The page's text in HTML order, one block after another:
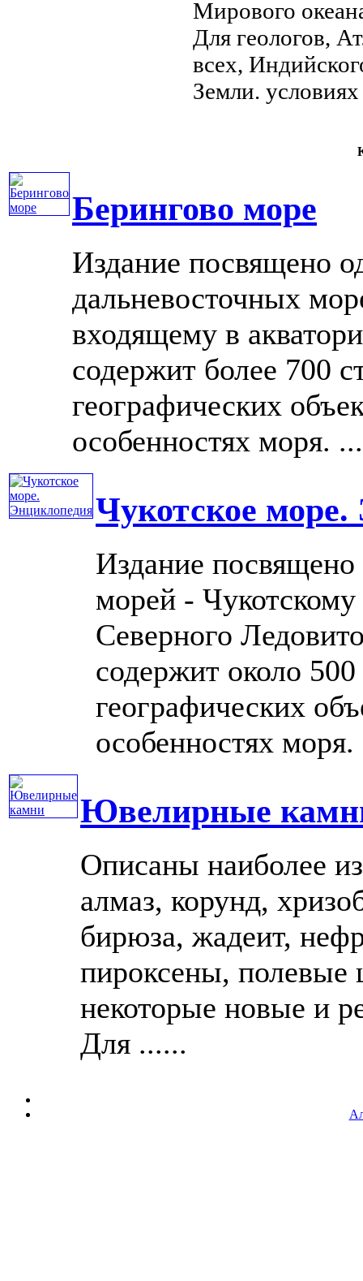
Мирового
Для геологов,
всех,
Земли.
Берингово море
Издание посвящено
дальневосточных
входящему в
содержит более 700
географических
особенностях моря.
Чукотское
Издание
морей -
Северного
содержит около
географических
особенностях
Ювелирные
Описаны наиболее
алмаз, корунд,
бирюза, жадеит,
пироксены, полевые
некоторые новые и
Для ......